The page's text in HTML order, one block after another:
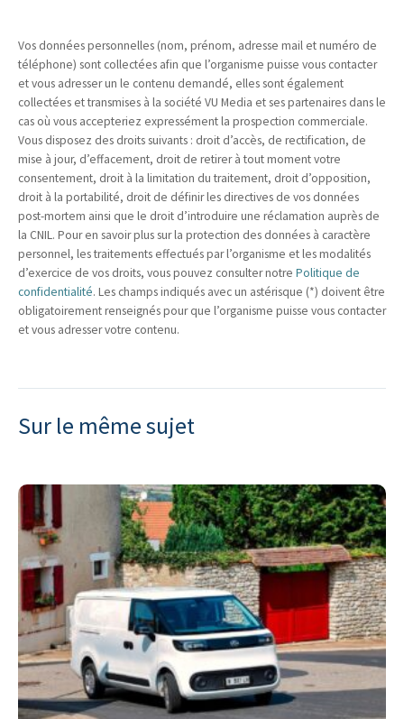
Vos données personnelles (nom, prénom, adresse mail et numéro de
téléphone) sont collectées afin que l’organisme puisse vous contacter
et vous adresser un le contenu demandé, elles sont également
collectées et transmises à la société VU Media et ses partenaires dans le
cas où vous accepteriez expressément la prospection commerciale.
Vous disposez des droits suivants : droit d’accès, de rectification, de
mise à jour, d’effacement, droit de retirer à tout moment votre
consentement, droit à la limitation du traitement, droit d’opposition,
droit à la portabilité, droit de définir les directives de vos données
post-mortem ainsi que le droit d’introduire une réclamation auprès de
la CNIL. Pour en savoir plus sur la protection des données à caractère
personnel, les traitements effectués par l’organisme et les modalités
d’exercice de vos droits, vous pouvez consulter notre Politique de
confidentialité. Les champs indiqués avec un astérisque (*) doivent être
obligatoirement renseignés pour que l’organisme puisse vous contacter
et vous adresser votre contenu.
Sur le même sujet